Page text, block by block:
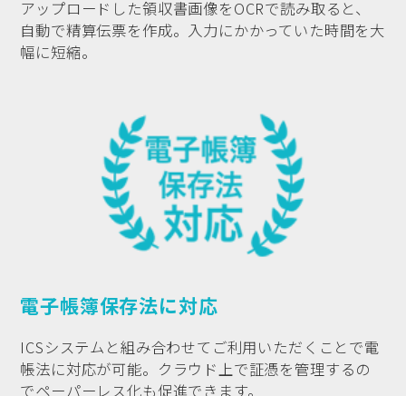
アップロードした領収書画像をOCRで読み取ると、
自動で精算伝票を作成。入力にかかっていた時間を大
幅に短縮。
電子帳簿保存法に対応
ICSシステムと組み合わせてご利用いただくことで電
帳法に対応が可能。クラウド上で証憑を管理するの
でペーパーレス化も促進できます。